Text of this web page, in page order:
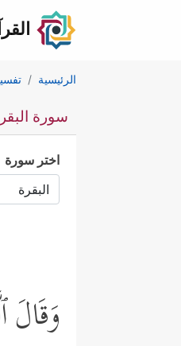
الرئيسية
سورة
اختر سورة
وَقَالَ